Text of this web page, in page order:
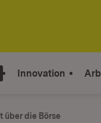
Innovation
über die Börse